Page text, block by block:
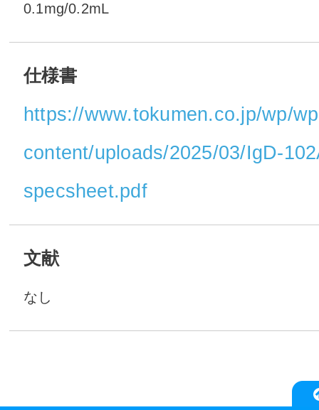
0.1mg/0.2mL
仕様書
https://www.tokumen.co.jp/wp/
content/uploads/2025/03/IgD-
specsheet.pdf
文献
なし